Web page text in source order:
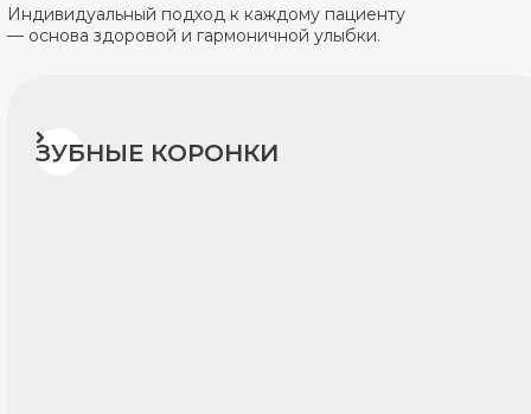
Индивидуальный подход к каждому пациенту
— основа здоровой и гармоничной улыбки.
ЗУБНЫЕ КОРОНКИ